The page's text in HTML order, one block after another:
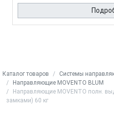
Каталог товаров
Системы
Направляющие MOVENTO BLUM
Направляющие MOVENTO полн.
замками) 60 кг